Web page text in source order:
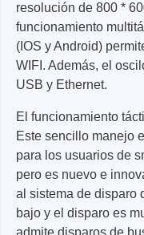
resolución de 800 *
funcionamiento
(IOS y Android)
WIFI. Además, el
USB y Ethernet.
El funcionamiento
Este sencillo manejo
para los usuarios de
pero es nuevo e
al sistema de disparo
bajo y el disparo es